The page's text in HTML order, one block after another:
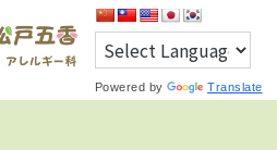
Powered by Translate